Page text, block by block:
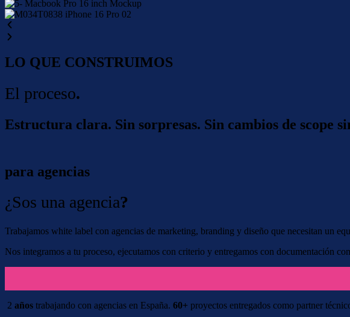
LO QUE CONSTRUIMOS
El proceso.
Estructura clara. Sin sorpresas. Sin cambios de scope
para agencias
¿Sos una agencia?
Trabajamos white label con agencias de marketing, branding y diseño que necesitan un
Nos integramos a tu proceso, ejecutamos con criterio y entregamos con documentación
2 años trabajando con agencias en España. 60+ proyectos entregados como partner